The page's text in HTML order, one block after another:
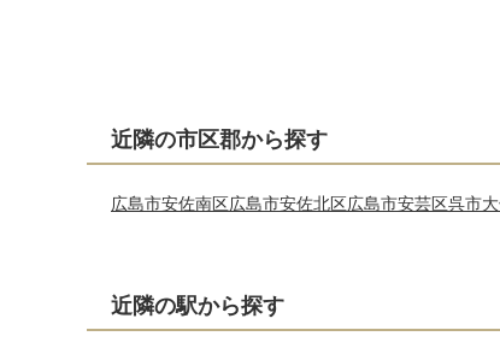
近隣の市区郡から探す
広島市安佐南区広島市安佐北区広島市安芸区呉市
近隣の駅から探す